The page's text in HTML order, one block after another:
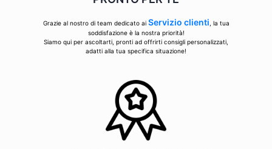
Grazie al nostro di team dedicato ai Servizio clienti , la tua
soddisfazione è la nostra priorità!
Siamo qui per ascoltarti, pronti ad offrirti consigli personalizzati,
adatti alla tua specifica situazione!